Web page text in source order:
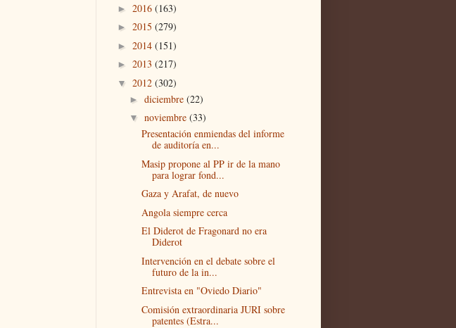
► 2016 (163)
► 2015 (279)
► 2014 (151)
► 2013 (217)
▼ 2012 (302)
► diciembre (22)
▼ noviembre (33)
Presentación enmiendas del informe
de auditoría en...
Masip propone al PP ir de la mano
para lograr fond...
Gaza y Arafat, de nuevo
Angola siempre cerca
El Diderot de Fragonard no era
Diderot
Intervención en el debate sobre el
futuro de la in...
Entrevista en "Oviedo Diario"
Comisión extraordinaria JURI sobre
patentes (Estra...